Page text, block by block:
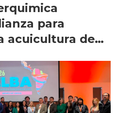
para
acuicultura de